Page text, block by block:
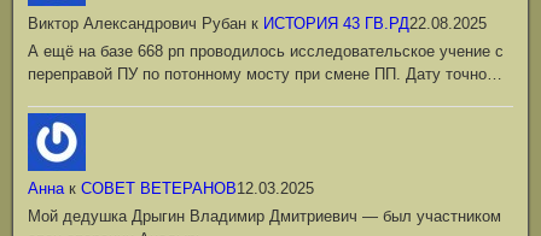
Виктор Александрович Рубан к ИСТОРИЯ 43 ГВ.РД22.08.2025
А ещё на базе 668 рп проводилось исследовательское учение с
переправой ПУ по потонному мосту при смене ПП. Дату точно…
Аннак СОВЕТ ВЕТЕРАНОВ12.03.2025
Мой дедушка Дрыгин Владимир Дмитриевич — был участником